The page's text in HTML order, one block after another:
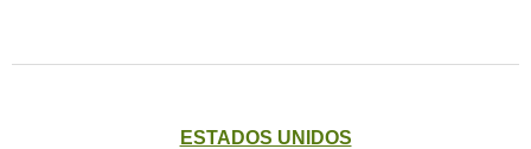
ESTADOS UNIDOS